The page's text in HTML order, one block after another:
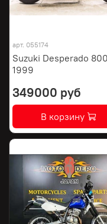
арт. 055174
Suzuki Desperado
1999
349000 руб
В корзину